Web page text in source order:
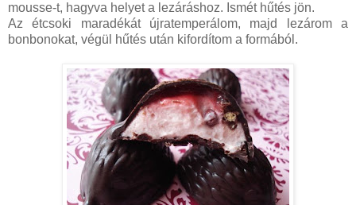
mousse-t, hagyva helyet a lezáráshoz. Ismét hűtés jön.
Az étcsoki maradékát újratemperálom, majd lezárom a
bonbonokat, végül hűtés után kifordítom a formából.